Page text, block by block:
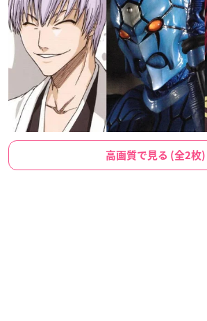
高画質で見る (全2枚)